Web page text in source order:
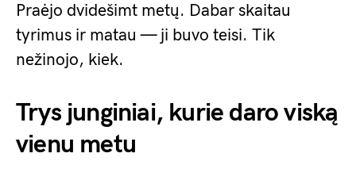
Praėjo dvidešimt metų. Dabar skaitau
tyrimus ir matau — ji buvo teisi. Tik
nežinojo, kiek.
Trys junginiai, kurie daro viską
vienu metu